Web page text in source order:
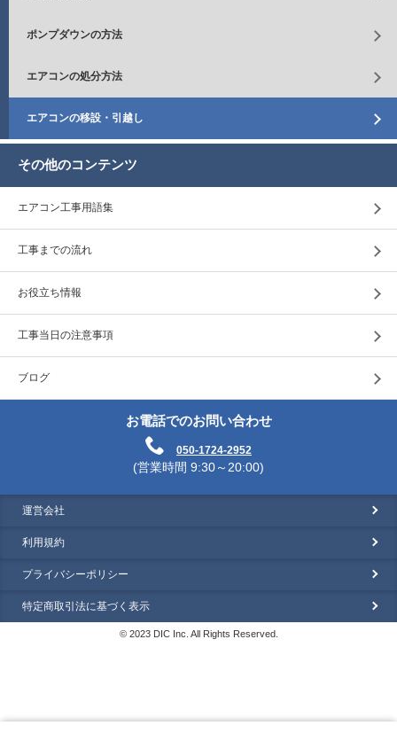
ポンプダウンの方法
エアコンの処分方法
エアコンの移設・引越し
その他のコンテンツ
エアコン工事用語集
工事までの流れ
お役立ち情報
工事当日の注意事項
ブログ
お電話でのお問い合わせ
050-1724-2952
(営業時間 9:30～20:00)
運営会社
利用規約
プライバシーポリシー
特定商取引法に基づく表示
© 2023 DIC Inc. All Rights Reserved.